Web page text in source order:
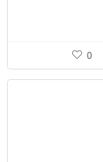
0